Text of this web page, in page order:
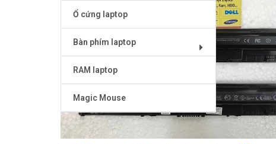
Ổ cứng laptop
Bàn phím laptop
RAM laptop
Magic Mouse